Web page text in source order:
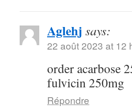
Aglehj says:
22 août 2023 at 12
order acarbose
fulvicin 250mg
Répondre